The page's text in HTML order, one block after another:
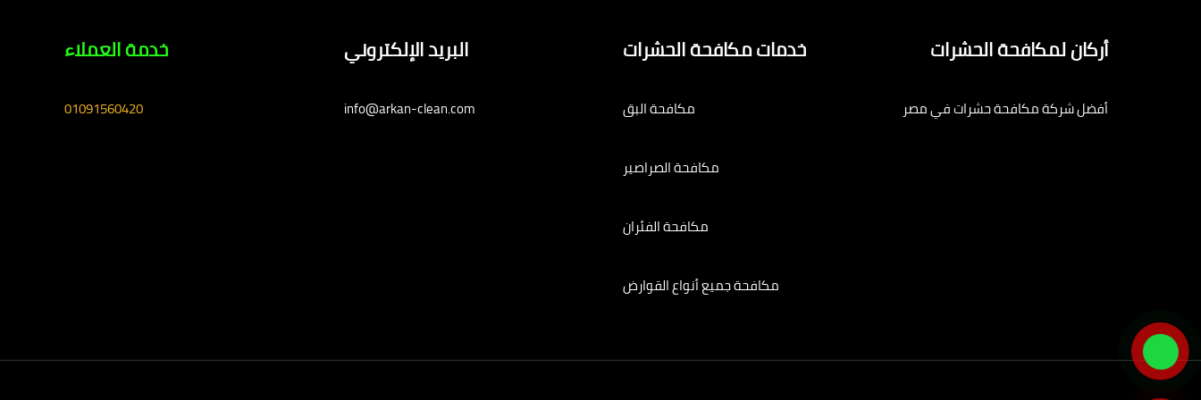
أركان لمكافحة الحشرات
أفضل شركة مكافحة حشرات في مصر
خدمات مكافحة الحشرات
مكافحة البق
مكافحة الصراصير
مكافحة الفئران
مكافحة جميع أنواع القوارض
البريد الإلكتروني
info@arkan-clean.com
خدمة العملاء
01091560420